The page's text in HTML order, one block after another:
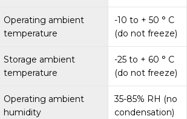
Operating ambient
temperature
-10 to + 50 ° C
(do not freeze)
Storage ambient
temperature
-25 to + 60 ° C
(do not freeze)
Operating ambient
humidity
35-85% RH (no
condensation)